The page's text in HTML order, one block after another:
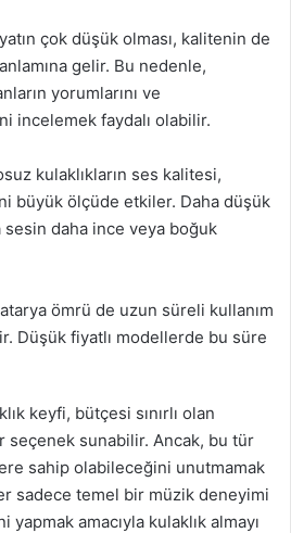
çok düşük olması, kalitenin de
gelir. Bu nedenle,
yorumlarını ve
incelemek faydalı olabilir.
kulaklıkların ses kalitesi,
büyük ölçüde etkiler. Daha düşük
sesin daha ince veya boğuk
ömrü de uzun süreli kullanım
Düşük fiyatlı modellerde bu süre
keyfi, bütçesi sınırlı olan
seçenek sunabilir. Ancak, bu tür
sahip olabileceğini unutmamak
sadece temel bir müzik deneyimi
amacıyla kulaklık almayı